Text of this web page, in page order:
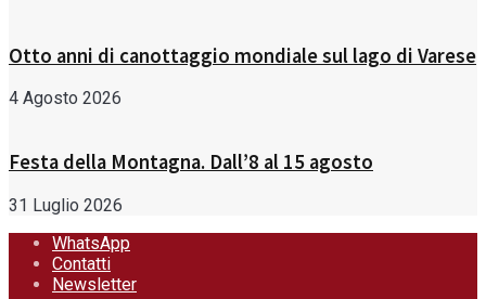
Otto anni di canottaggio mondiale sul lago di Varese
4 Agosto 2026
Festa della Montagna. Dall’8 al 15 agosto
31 Luglio 2026
WhatsApp
Contatti
Newsletter